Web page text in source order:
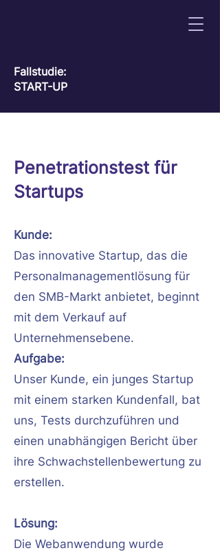
Fallstudie:
START-UP
Penetrationstest für
Startups
Kunde:
Das innovative Startup, das die
Personalmanagementlösung für
den SMB-Markt anbietet, beginnt
mit dem Verkauf auf
Unternehmensebene.
Aufgabe:
Unser Kunde, ein junges Startup
mit einem starken Kundenfall, bat
uns, Tests durchzuführen und
einen unabhängigen Bericht über
ihre Schwachstellenbewertung zu
erstellen.
Lösung:
Die Webanwendung wurde